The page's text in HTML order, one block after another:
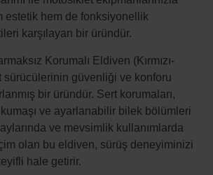
estetik hem de fonksiyonellik
karşılayan bir üründür.
Korumalı Eldiven (Kırmızı-
sürücülerinin güvenliği ve konforu
bir üründür. Sert korumaları,
ve ayarlanabilir bilek bölümleri
ve mevsimlik kullanımlarda
olan bu eldiven, sürüş deneyiminizi
hale getirir.